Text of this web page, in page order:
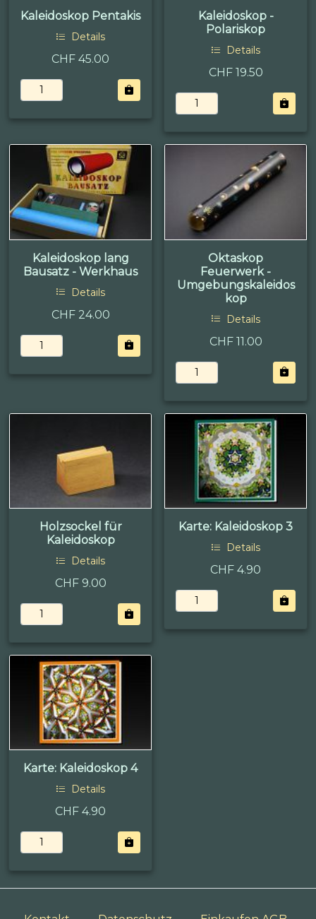
Kaleidoskop Pentakis
Details
CHF 45.00
Kaleidoskop -
Polariskop
Details
CHF 19.50
Kaleidoskop lang
Bausatz - Werkhaus
Details
CHF 24.00
Oktaskop
Feuerwerk -
Umgebungskaleidos
kop
Details
CHF 11.00
Holzsockel für
Kaleidoskop
Details
CHF 9.00
Karte: Kaleidoskop 3
Details
CHF 4.90
Karte: Kaleidoskop 4
Details
CHF 4.90